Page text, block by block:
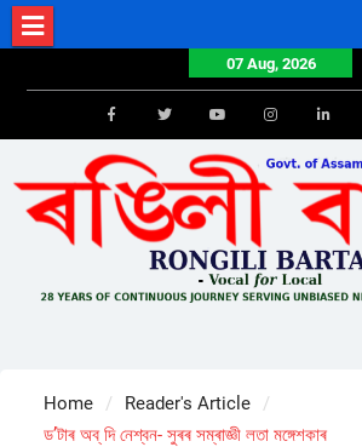
Skip
to
07 Aug, 2026
FacebookTwitterYoutube
Home
Reader's Article
ড’টাৰ অব্ দি নেশ্বন- সুৰৰ সম্ৰাজ্ঞী লতা মঙ্গেশকাৰ